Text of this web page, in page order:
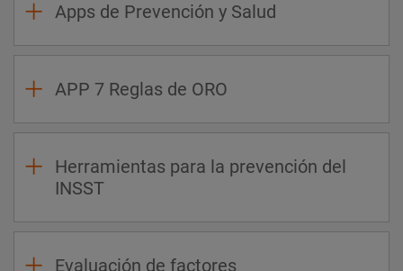
Apps de Prevención y Salud
APP 7 Reglas de ORO
Herramientas para la prevención del
INSST
Evaluación de factores